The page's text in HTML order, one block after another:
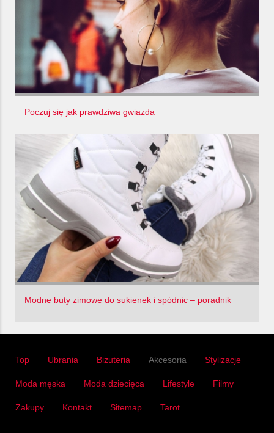
Poczuj się jak prawdziwa gwiazda
Modne buty zimowe do sukienek i spódnic – poradnik
Top Ubrania Biżuteria Akcesoria Stylizacje
Moda męska Moda dziecięca Lifestyle Filmy
Zakupy Kontakt Sitemap Tarot